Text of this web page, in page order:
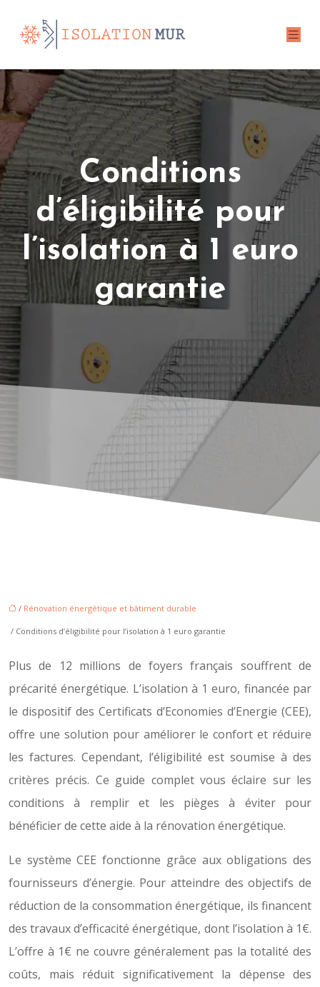
Conditions
d’éligibilité pour
l’isolation à 1 euro
garantie
/ Rénovation énergétique et bâtiment durable
/ Conditions d’éligibilité pour l’isolation à 1 euro garantie
Plus de 12 millions de foyers français souffrent de
précarité énergétique. L’isolation à 1 euro, financée par
le dispositif des Certificats d’Economies d’Energie (CEE),
offre une solution pour améliorer le confort et réduire
les factures. Cependant, l’éligibilité est soumise à des
critères précis. Ce guide complet vous éclaire sur les
conditions à remplir et les pièges à éviter pour
bénéficier de cette aide à la rénovation énergétique.
Le système CEE fonctionne grâce aux obligations des
fournisseurs d’énergie. Pour atteindre des objectifs de
réduction de la consommation énergétique, ils financent
des travaux d’efficacité énergétique, dont l’isolation à 1€.
L’offre à 1€ ne couvre généralement pas la totalité des
coûts, mais réduit significativement la dépense des